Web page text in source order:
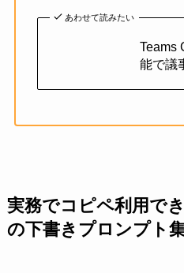
あわせて読みたい
Teams
能で議
実務でコピペ利用で
の下書きプロンプト